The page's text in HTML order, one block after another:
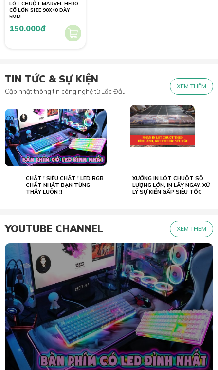
LÓT CHUỘT MARVEL HERO
CỠ LỚN SIZE 90X40 DÀY
5MM
150.000đ
TIN TỨC & SỰ KIỆN
Cập nhật thông tin công nghệ từ Lắc Đầu
XEM THÊM
CHẤT ! SIÊU CHẤT ! LED RGB
CHẤT NHẤT BẠN TỪNG
THẤY LUÔN !!
XƯỞNG IN LÓT CHUỘT SỐ
LƯỢNG LỚN, IN LẤY NGAY, XỬ
LÝ SỰ KIẾN GẤP SIÊU TỐC
YOUTUBE CHANNEL XEM THÊM